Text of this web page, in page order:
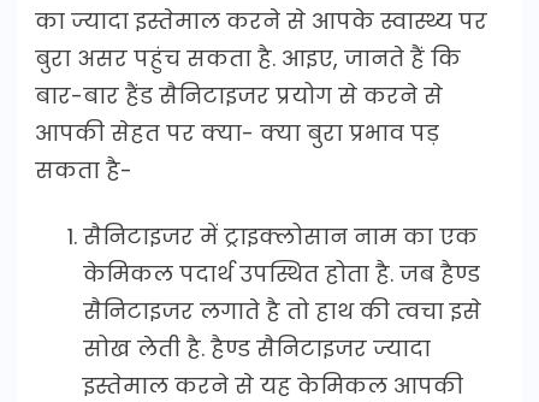
का ज्यादा इस्तेमाल करने से आपके स्वास्थ्य पर
बुरा असर पहुंच सकता है. आइए, जानते हैं कि
बार-बार हैंड सैनिटाइजर प्रयोग से करने से
आपकी सेहत पर क्या- क्या बुरा प्रभाव पड़
सकता है-
सैनिटाइजर में ट्राइक्लोसान नाम का एक
केमिकल पदार्थ उपस्थित होता है. जब हैण्ड
सैनिटाइजर लगाते है तो हाथ की त्वचा इसे
सोख लेती है. हैण्ड सैनिटाइजर ज्यादा
इस्तेमाल करने से यह केमिकल आपकी